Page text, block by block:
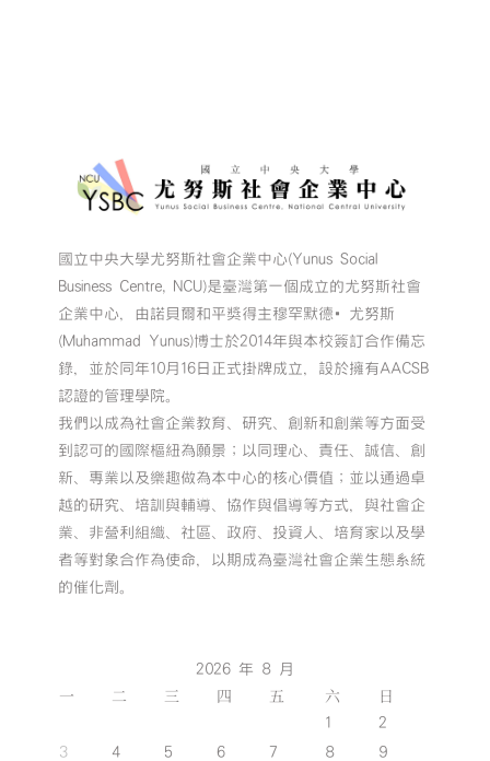
國立中央大學尤努斯社會企業中心(Yunus Social
Business Centre, NCU)是臺灣第一個成立的尤努斯社會
企業中心，由諾貝爾和平獎得主穆罕默德•尤努斯
(Muhammad Yunus)博士於2014年與本校簽訂合作備忘
錄，並於同年10月16日正式掛牌成立，設於擁有AACSB
認證的管理學院。
我們以成為社會企業教育、研究、創新和創業等方面受
到認可的國際樞紐為願景；以同理心、責任、誠信、創
新、專業以及樂趣做為本中心的核心價值；並以通過卓
越的研究、培訓與輔導、協作與倡導等方式，與社會企
業、非營利組織、社區、政府、投資人、培育家以及學
者等對象合作為使命，以期成為臺灣社會企業生態系統
的催化劑。
2026 年 8 月
一 二 三 四 五 六 日
1
2
3
4 5 6 7 8
9